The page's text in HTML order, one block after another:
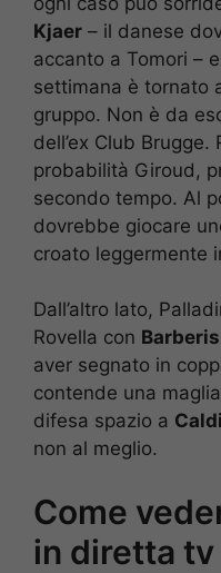
Kjaer – il danese
accanto a Tomori –
settimana è tornato
gruppo. Non è da
dell’ex Club
probabilità Giroud,
secondo tempo. Al
dovrebbe giocare
croato leggermente
Dall’altro lato,
Rovella con Barberis
aver segnato in
contende una
difesa spazio a
non al meglio.
Come
in diretta